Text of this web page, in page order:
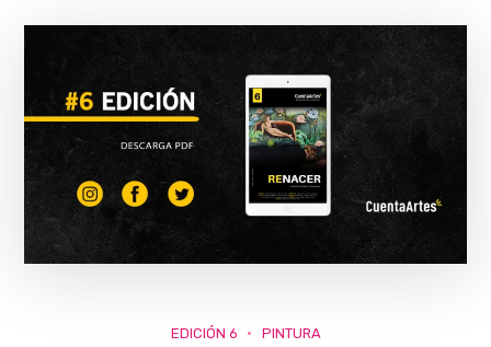
EDICIÓN 6 PINTURA